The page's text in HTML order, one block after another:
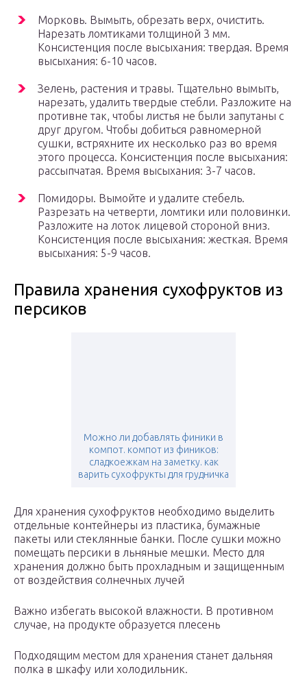
Морковь. Вымыть, обрезать верх, очистить.
Нарезать ломтиками толщиной 3 мм.
Консистенция после высыхания: твердая. Время
высыхания: 6-10 часов.
Зелень, растения и травы. Тщательно вымыть,
нарезать, удалить твердые стебли. Разложите на
противне так, чтобы листья не были запутаны с
друг другом. Чтобы добиться равномерной
сушки, встряхните их несколько раз во время
этого процесса. Консистенция после высыхания:
рассыпчатая. Время высыхания: 3-7 часов.
Помидоры. Вымойте и удалите стебель.
Разрезать на четверти, ломтики или половинки.
Разложите на лоток лицевой стороной вниз.
Консистенция после высыхания: жесткая. Время
высыхания: 5-9 часов.
Правила хранения сухофруктов из
персиков
Можно ли добавлять финики в
компот. компот из фиников:
сладкоежкам на заметку. как
варить сухофрукты для грудничка
Для хранения сухофруктов необходимо выделить
отдельные контейнеры из пластика, бумажные
пакеты или стеклянные банки. После сушки можно
помещать персики в льняные мешки. Место для
хранения должно быть прохладным и защищенным
от воздействия солнечных лучей
Важно избегать высокой влажности. В противном
случае, на продукте образуется плесень
Подходящим местом для хранения станет дальняя
полка в шкафу или холодильник.